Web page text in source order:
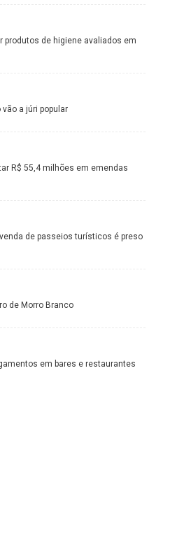
produtos de higiene avaliados em
a júri popular
R$ 55,4 milhões em emendas
de passeios turísticos é preso
de Morro Branco
em bares e restaurantes